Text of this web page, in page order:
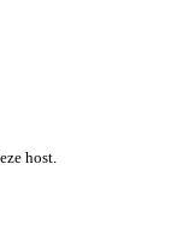
host.